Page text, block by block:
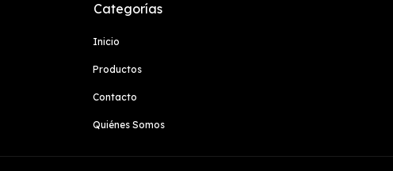
Categorías
Inicio
Productos
Contacto
Quiénes Somos